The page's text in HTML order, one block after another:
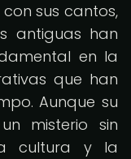
sus cantos,
antiguas han
en la
que han
Aunque su
misterio sin
cultura y la